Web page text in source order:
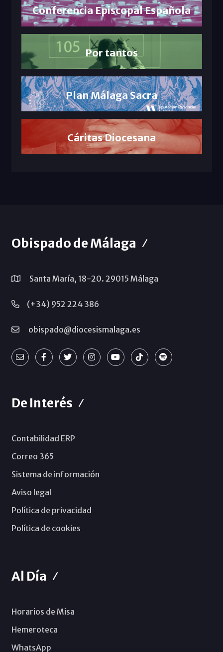
Conferencia Episcopal Española
Por tantos
Plan Málaga Sacra
Cáritas Diocesana
Obispado de Málaga
Santa María, 18-20. 29015 Málaga
(+34) 952 224 386
obispado@diocesismalaga.es
De Interés
Contabilidad ERP
Correo 365
Sistema de información
Aviso legal
Política de privacidad
Política de cookies
Al Día
Horarios de Misa
Hemeroteca
WhatsApp